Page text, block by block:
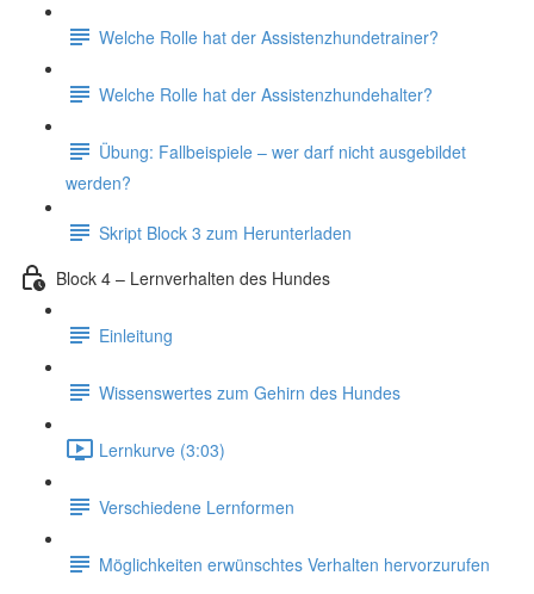
Welche Rolle hat der Assistenzhundetrainer?
Welche Rolle hat der Assistenzhundehalter?
Übung: Fallbeispiele – wer darf nicht ausgebildet
werden?
Skript Block 3 zum Herunterladen
Block 4 – Lernverhalten des Hundes
Einleitung
Wissenswertes zum Gehirn des Hundes
Lernkurve (3:03)
Verschiedene Lernformen
Möglichkeiten erwünschtes Verhalten hervorzurufen